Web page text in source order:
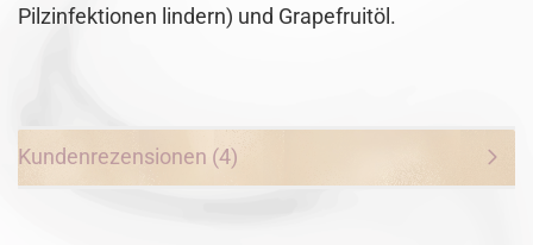
Pilzinfektionen lindern) und Grapefruitöl.
Kundenrezensionen (4)